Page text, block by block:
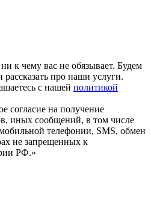
к чему вас не обязывает. Будем
про наши услуги.
с нашей политикой
согласие на получение
иных сообщений, в том числе
телефонии, SMS, обмен
не запрещенных к
РФ.»